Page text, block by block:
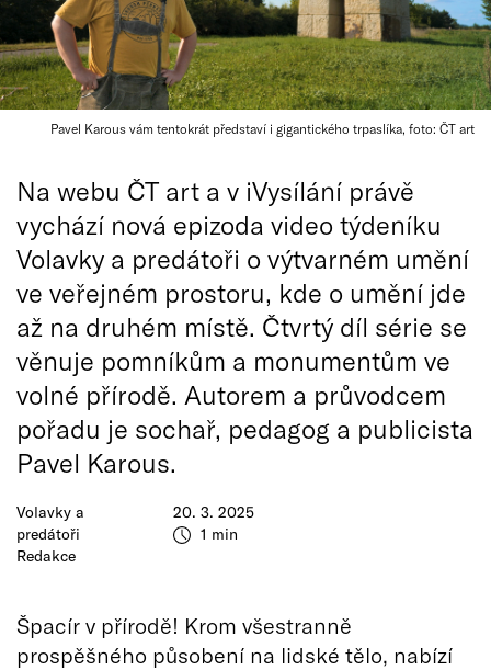
Pavel Karous vám tentokrát představí i gigantického trpaslíka, foto: ČT art
Volavky a
predátoři
Redakce
20. 3. 2025
1 min
Na webu ČT art a v iVysílání právě
vychází nová epizoda video týdeníku
Volavky a predátoři o výtvarném umění
ve veřejném prostoru, kde o umění jde
až na druhém místě. Čtvrtý díl série se
věnuje pomníkům a monumentům ve
volné přírodě. Autorem a průvodcem
pořadu je sochař, pedagog a publicista
Pavel Karous.
Špacír v přírodě! Krom všestranně
prospěšného působení na lidské tělo, nabízí